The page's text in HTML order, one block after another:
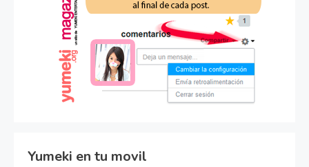
Yumeki en tu movil